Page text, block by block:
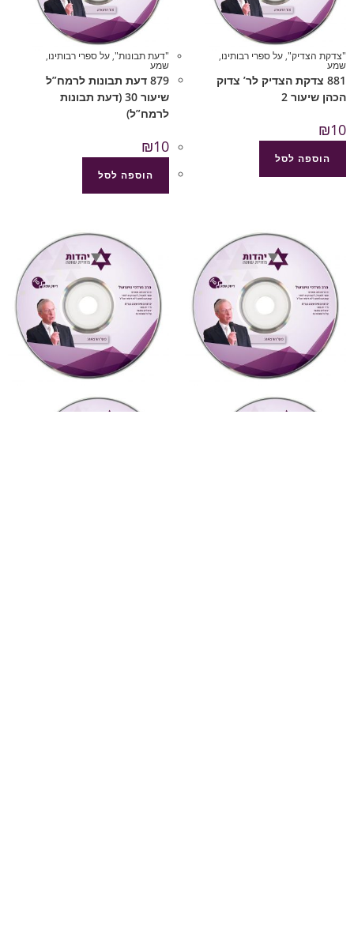
"צדקת הצדיק",על ספרי רבותינו,
שמע
881 צדקת הצדיק לר’ צדוק
הכהן שיעור 2
₪10
הוספה לסל
"דעת תבונות",על ספרי רבותינו,
שמע
879 דעת תבונות לרמח”ל
שיעור 30 (דעת תבונות
לרמח”ל)
₪10
הוספה לסל